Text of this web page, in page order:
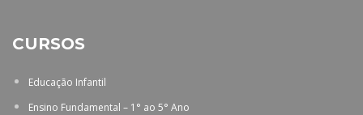
CURSOS
Educação Infantil
Ensino Fundamental – 1° ao 5° Ano